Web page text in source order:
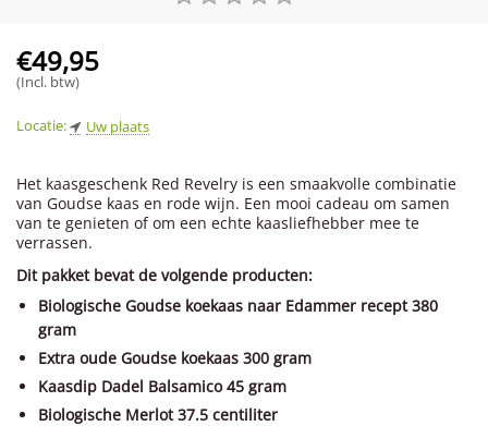
€49,95
(Incl. btw)
Locatie: Uw plaats
Het kaasgeschenk Red Revelry is een smaakvolle combinatie
van Goudse kaas en rode wijn. Een mooi cadeau om samen
van te genieten of om een echte kaasliefhebber mee te
verrassen.
Dit pakket bevat de volgende producten:
Biologische Goudse koekaas naar Edammer recept 380
gram
Extra oude Goudse koekaas 300 gram
Kaasdip Dadel Balsamico 45 gram
Biologische Merlot 37.5 centiliter